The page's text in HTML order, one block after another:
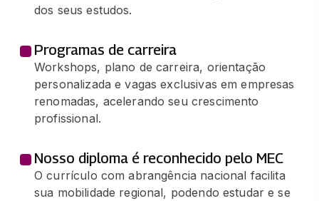
50 horas
BIOQUÍMICA CLÍNICA
49 horas
CITOPATOLOGIA CLÍNICA
65 horas
HEMATOLOGIA CLÍNICA
49 horas
dos seus estudos.
Programas de carreira
Workshops, plano de carreira, orientação
personalizada e vagas exclusivas em empresas
renomadas, acelerando seu crescimento
profissional.
Nosso diploma é reconhecido pelo MEC
O currículo com abrangência nacional facilita
sua mobilidade regional, podendo estudar e se